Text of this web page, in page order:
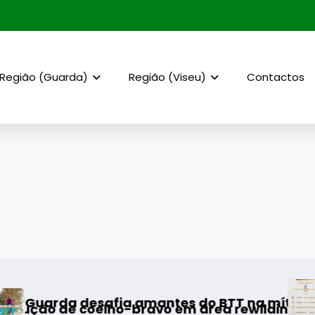
Região (Guarda) Região (Viseu) Contactos
bravo em área rewilding
amantes do BTT na mítica Invernal
AF Viseu –